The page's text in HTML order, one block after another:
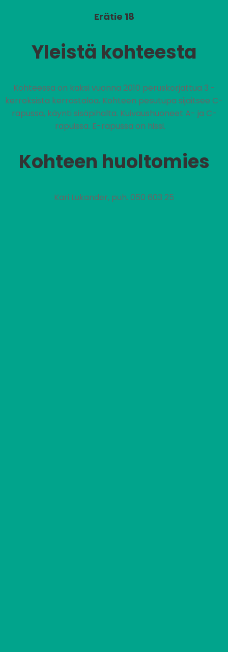
Erätie 18
Yleistä kohteesta
Kohteessa on kaksi vuonna 2010 peruskorjattua 3 -
kerroksista kerrostaloa. Kohteen pesutupa sijaitsee C-
rapussa, käynti sisäpihalta. Kuivaushuoneet A- ja C-
rapuissa. E-rapussa on hissi.
Kohteen huoltomies
Kari Lukander, puh. 050 603 25